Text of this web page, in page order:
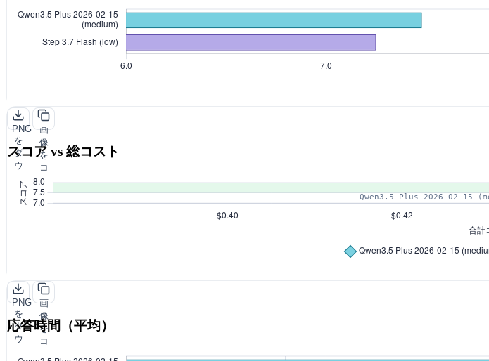
ロ
ー
PNG
を
ダ
ウ
ロ
ー
画
像
を
コ
ピ
ー
スコア vs 総コスト
PNG
を
ダ
ウ
画
像
を
コ
応答時間（平均）